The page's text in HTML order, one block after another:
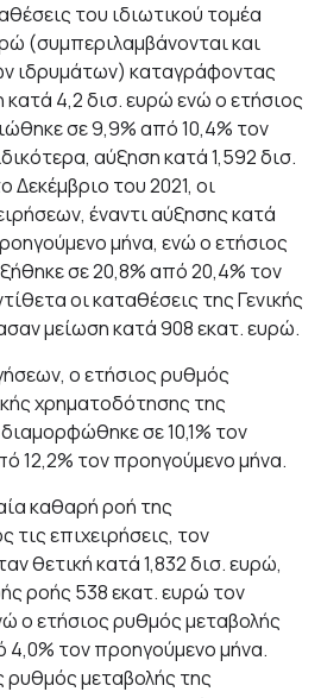
του ιδιωτικού τομέα
(συμπεριλαμβάνονται και
ιδρυμάτων) καταγράφοντας
κατά 4,2 δισ. ευρώ ενώ ο ετήσιος
σε 9,9% από 10,4% τον
αύξηση κατά 1,592 δισ.
του 2021, οι
έναντι αύξησης κατά
μήνα, ενώ ο ετήσιος
σε 20,8% από 20,4% τον
οι καταθέσεις της Γενικής
μείωση κατά 908 εκατ. ευρώ.
ο ετήσιος ρυθμός
χρηματοδότησης της
σε 10,1% τον
12,2% τον προηγούμενο μήνα.
καθαρή ροή της
επιχειρήσεις, τον
θετική κατά 1,832 δισ. ευρώ,
ροής 538 εκατ. ευρώ τον
ο ετήσιος ρυθμός μεταβολής
4,0% τον προηγούμενο μήνα.
ρυθμός μεταβολής της